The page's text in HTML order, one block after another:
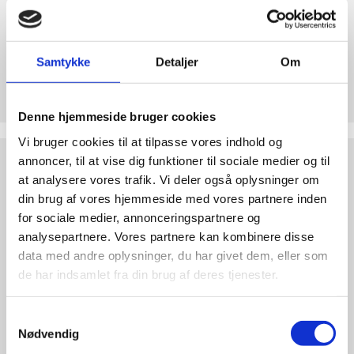
Samtykke Detaljer Om
Denne hjemmeside bruger cookies
Vi bruger cookies til at tilpasse vores indhold og
annoncer, til at vise dig funktioner til sociale medier og til
at analysere vores trafik. Vi deler også oplysninger om
din brug af vores hjemmeside med vores partnere inden
for sociale medier, annonceringspartnere og
analysepartnere. Vores partnere kan kombinere disse
data med andre oplysninger, du har givet dem, eller som
de har indsamlet fra din brug af deres tjenester.
Nødvendig
internationalt
2.8:
3.0:
Nyheder
4.0:
Webshop
Støt Retten til Liv
Test
dine
argumenter